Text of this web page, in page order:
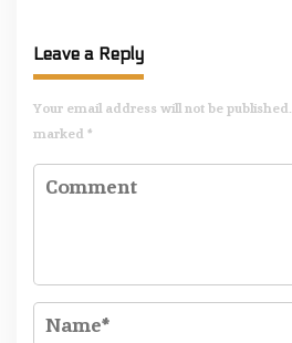
Leave a Reply
Your email address will not be published.
marked *